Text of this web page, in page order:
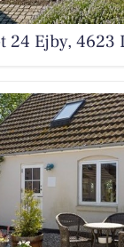
24 Ejby, 4623